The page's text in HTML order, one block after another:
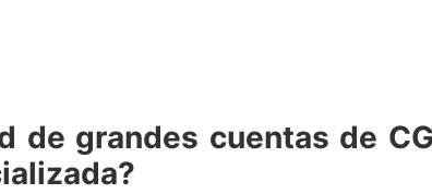
de grandes cuentas de